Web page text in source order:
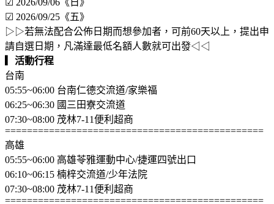
☑ 2026/09/25《五》
▷▷若無法配合公佈日期而想參加者，可前60天以上，提出申
請自選日期，凡滿達最低名額人數就可出發◁◁
活動行程
台南
05:55~06:00 台南仁德交流道/家樂福
06:25~06:30 國三田寮交流道
07:30~08:00 茂林7-11便利超商
===============================================
高雄
05:55~06:00 高雄苓雅運動中心/捷運四號出口
06:10~06:15 楠梓交流道/少年法院
07:30~08:00 茂林7-11便利超商
===============================================